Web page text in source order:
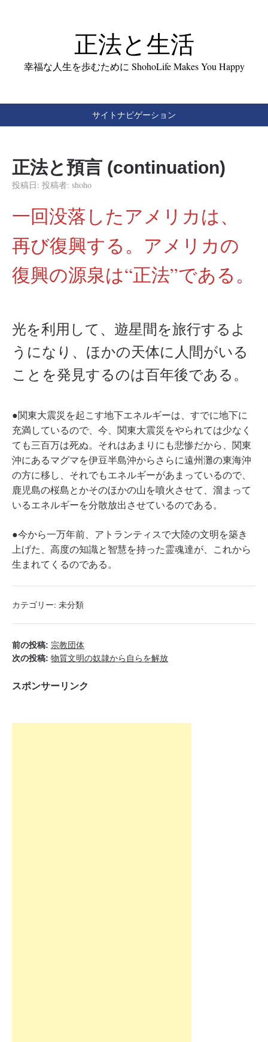
正法と生活
幸福な人生を歩むために ShohoLife Makes You Happy
サイトナビゲーション
正法と預言 (continuation)
投稿日: 投稿者: shoho
一回没落したアメリカは、
再び復興する。アメリカの
復興の源泉は“正法”である。
光を利用して、遊星間を旅行するよ
うになり、ほかの天体に人間がいる
ことを発見するのは百年後である。
●関東大震災を起こす地下エネルギーは、すでに地下に
充満しているので、今、関東大震災をやられては少なく
ても三百万は死ぬ。それはあまりにも悲惨だから、関東
沖にあるマグマを伊豆半島沖からさらに遠州灘の東海沖
の方に移し、それでもエネルギーがあまっているので、
鹿児島の桜島とかそのほかの山を噴火させて、溜まって
いるエネルギーを分散放出させているのである。
●今から一万年前、アトランティスで大陸の文明を築き
上げた、高度の知識と智慧を持った霊魂達が、これから
生まれてくるのである。
カテゴリー: 未分類
前の投稿: 宗教団体
次の投稿: 物質文明の奴隷から自らを解放
スポンサーリンク